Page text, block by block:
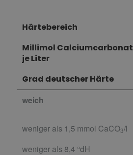
Härtebereich
Millimol Calciumcarbonat
je Liter
Grad deutscher Härte
weich
weniger als 1,5 mmol CaCO3/l
weniger als 8,4 °dH